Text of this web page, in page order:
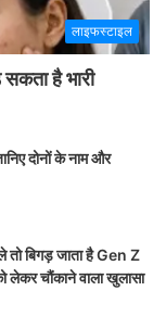
लाइफस्टाइल
है भारी
दोनों के नाम और
बिगड़ जाता है Gen Z
लेकर चौंकाने वाला खुलासा